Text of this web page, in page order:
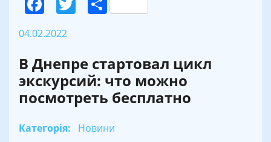
04.02.2022
В Днепре стартовал цикл
экскурсий: что можно
посмотреть бесплатно
Категорія: Новини